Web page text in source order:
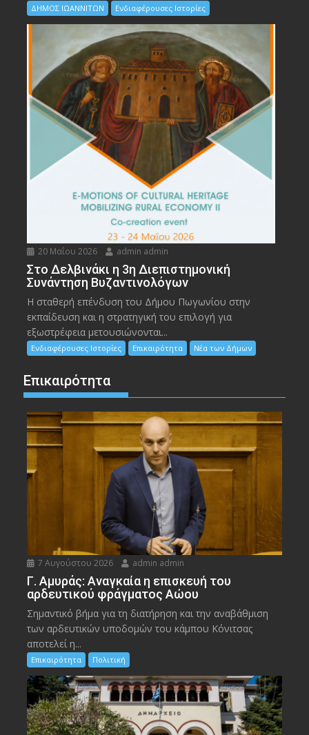
ΔΗΜΟΣ ΙΩΑΝΝΙΤΩΝ Ενδιαφέρουσες Ιστορίες
20 Μαΐου 2026 admin admin
Στο Δελβινάκι η 3η Διεπιστημονική
Συνάντηση Βυζαντινολόγων
Η σταθερή επένδυση του Δήμου Πωγωνίου στην
εκπαίδευση και η στρατηγική του επιλογή για
εξωστρέφεια μετουσιώνονται...
Ενδιαφέρουσες Ιστορίες Επικαιρότητα Νέα των Δήμων
Επικαιρότητα
7 Αυγούστου 2026 admin admin
Γ. Αμυράς: Αναγκαία η επισκευή του
αρδευτικού φράγματος Αώου
Σημαντικό βήμα για τη διατήρηση και την αναβάθμιση
των αρδευτικών υποδομών του κάμπου Κόνιτσας
αποτελεί η...
Επικαιρότητα Πολιτική